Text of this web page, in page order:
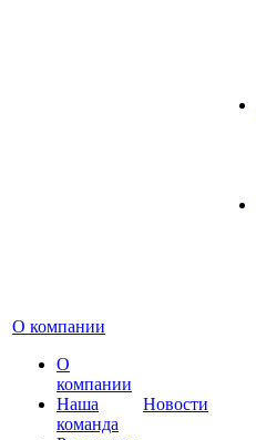
О компании
О
компании
Наша
команда
Новости